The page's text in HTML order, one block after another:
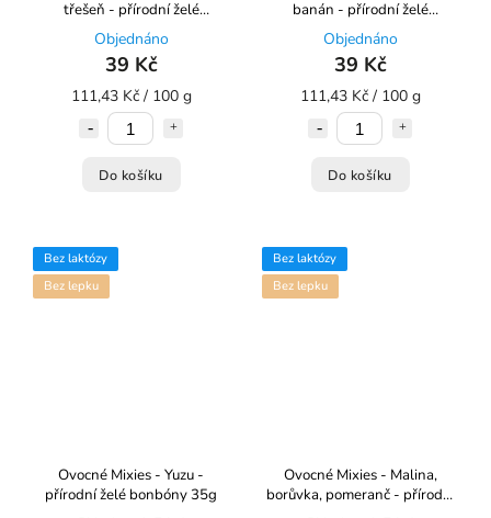
třešeň - přírodní želé
bonbóny 35g
Objednáno
39 Kč
111,43 Kč / 100 g
Do košíku
banán - přírodní želé
bonbóny 35g
Objednáno
39 Kč
111,43 Kč / 100 g
Do košíku
Bez laktózy
Bez lepku
Ovocné Mixies - Yuzu -
přírodní želé bonbóny 35g
Bez laktózy
Bez lepku
Ovocné Mixies - Malina,
borůvka, pomeranč - přírodní